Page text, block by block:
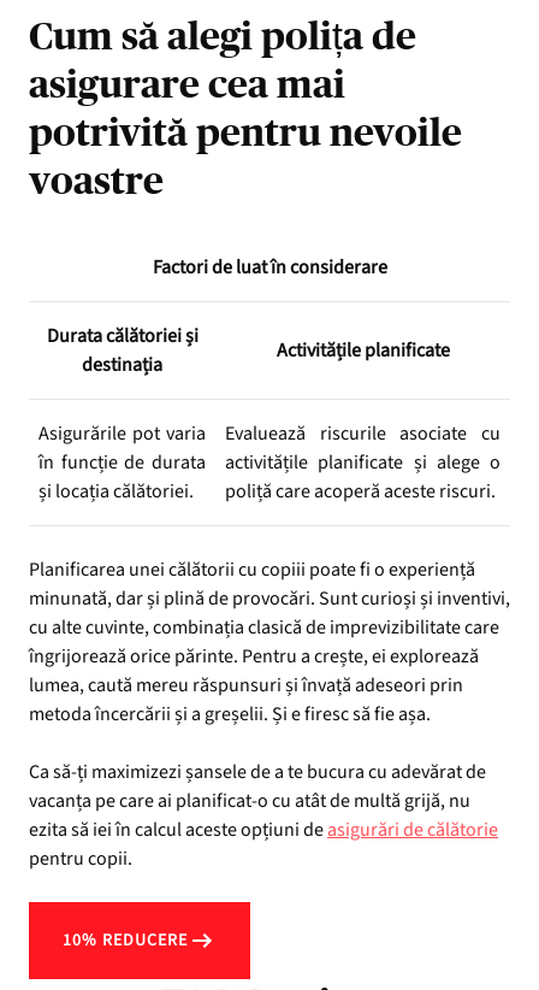
Cum să alegi polița de
asigurare cea mai
potrivită pentru nevoile
voastre
Factori de luat în considerare
Durata călătoriei și
destinația
Activitățile planificate
Asigurările pot varia
în funcție de durata
și locația călătoriei.
Evaluează riscurile asociate cu
activitățile planificate și alege o
poliță care acoperă aceste riscuri.
Planificarea unei călătorii cu copiii poate fi o experiență
minunată, dar și plină de provocări. Sunt curioși și inventivi,
cu alte cuvinte, combinația clasică de imprevizibilitate care
îngrijorează orice părinte. Pentru a crește, ei explorează
lumea, caută mereu răspunsuri și învață adeseori prin
metoda încercării și a greșelii. Și e firesc să fie așa.
Ca să-ți maximizezi șansele de a te bucura cu adevărat de
vacanța pe care ai planificat-o cu atât de multă grijă, nu
ezita să iei în calcul aceste opțiuni deasigurări de călătorie
pentru copii.
10% REDUCERE